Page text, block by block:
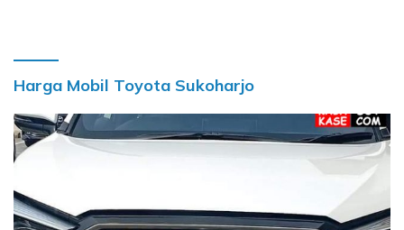
Harga Mobil Toyota Sukoharjo